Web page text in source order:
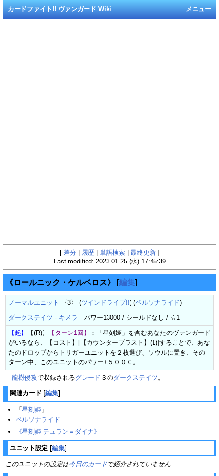
メニュー
カードファイト!! ヴァンガード Wiki
[ 差分 履歴| 単語検索| 最終更新]
Last-modified: 2023-01-25 (水) 17:45:39
《ロールニック・ケルベロス》 [編集]
ノーマルユニット 〈3〉 (ツインドライブ!!) (ペルソナライド)
ダークステイツ - キメラ パワー13000 / シールドなし / ☆1
【起】 【(R)】 【ターン1回】
：「星刻姫」を含むあなたのヴァンガード
がいるなら、【コスト】[【カウンターブラスト】(1)]することで、あな
たのドロップからトリガーユニットを２枚選び、ソウルに置き、その
ターン中、このユニットのパワー+５０００。
龍樹侵攻で収録されるグレード ３のダークステイツ。
関連カード [編集]
「 星刻姫 」
ペルソナライド
《星刻姫 テュラン＝ダイナ》‎
ユニット設定 [編集]
このユニットの設定は今日のカードで紹介されていません